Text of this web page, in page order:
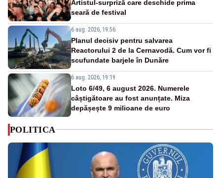
Artistul-surpriză care deschide prima
seară de festival
6 aug. 2026, 19:56
Planul decisiv pentru salvarea
Reactorului 2 de la Cernavodă. Cum vor fi
scufundate barjele în Dunăre
6 aug. 2026, 19:19
Loto 6/49, 6 august 2026. Numerele
câștigătoare au fost anunțate. Miza
depășește 9 milioane de euro
POLITICA